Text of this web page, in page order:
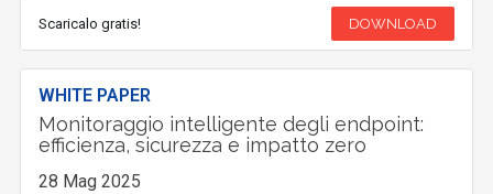
Scaricalo gratis! DOWNLOAD
WHITE PAPER
Monitoraggio intelligente degli endpoint:
efficienza, sicurezza e impatto zero
28 Mag 2025